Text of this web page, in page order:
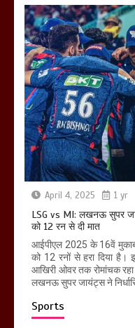
April 4, 2025 1 yr
LSG vs MI: लखनऊ सुपर
को 12 रन से दी मात
आईपीएल 2025 के 16वें
को 12 रनों से हरा दिया
आखिरी ओवर तक रोमांचक
लखनऊ सुपर जायंट्स ने
Sports